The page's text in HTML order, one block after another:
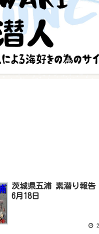
茨城県五浦 素潜り報
6月18日